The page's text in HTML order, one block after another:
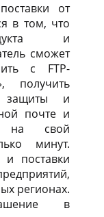
от
в том, что
и
сможет
с FTP-
получить
защиты и
почте и
на свой
минут.
поставки
регионах.
в